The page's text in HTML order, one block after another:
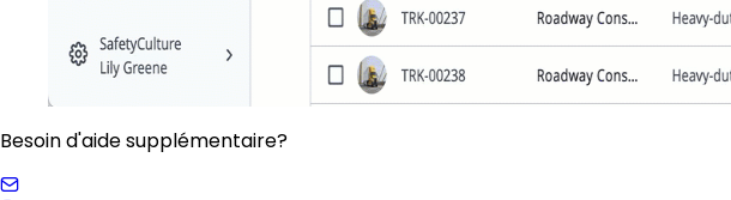
Besoin d'aide supplémentaire?